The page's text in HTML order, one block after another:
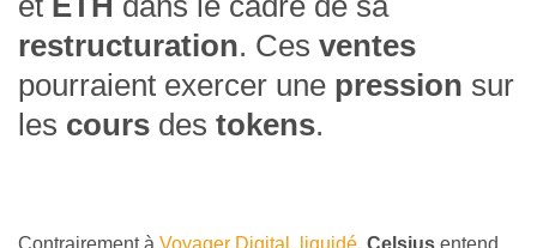
restructuration. Ces ventes
pourraient exercer une pression sur
les cours des tokens.